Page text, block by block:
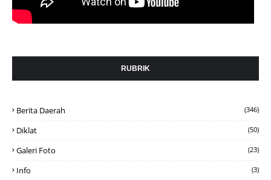
RUBRIK
Berita Daerah (346)
Diklat (50)
Galeri Foto (23)
Info (3)